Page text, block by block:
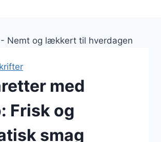
med
Frisk og
smag